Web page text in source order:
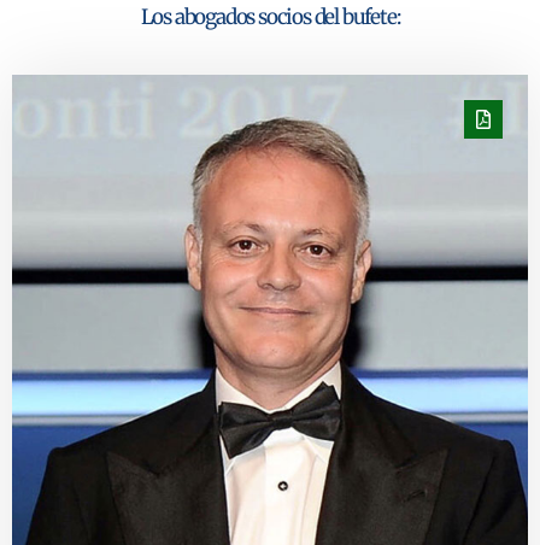
Los abogados socios del bufete: